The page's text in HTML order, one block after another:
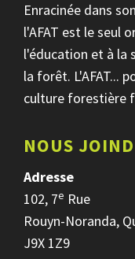
Enracinée dans
l'AFAT est le seul
l'éducation et à la
la forêt. L'AFAT...
culture forestière
NOUS
Adresse
102, 7e Rue
Rouyn-Noranda,
J9X 1Z9